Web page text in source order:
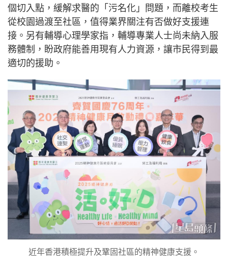
個切入點，緩解求醫的「污名化」問題，而離校考生
從校園過渡至社區，值得業界關注有否做好支援連
接。另有輔導心理學家指，輔導專業人士尚未納入服
務體制，盼政府能善用現有人力資源，讓市民得到最
適切的援助。
近年香港積極提升及鞏固社區的精神健康支援。